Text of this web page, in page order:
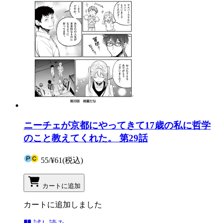
ニーチェが京都にやってきて17歳の私に哲学
のこと教えてくれた。 第29話
55/¥61(税込)
カートに追加
カートに追加しました